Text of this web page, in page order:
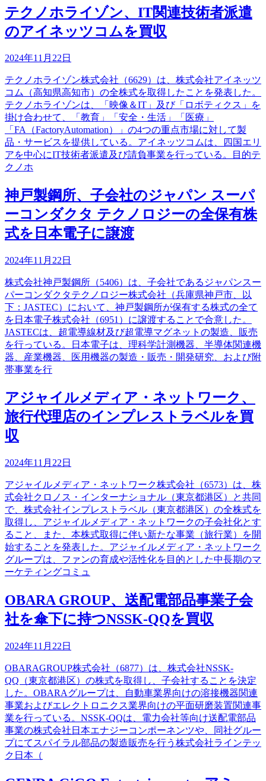
テクノホライゾン、IT関連技術者派遣
のアイネッツコムを買収
2024年11月22日
テクノホライゾン株式会社（6629）は、株式会社アイネッツ
コム（高知県高知市）の全株式を取得したことを発表した。
テクノホライゾンは、「映像＆IT」及び「ロボティクス」を
掛け合わせて、「教育」「安全・生活」「医療」
「FA（FactoryAutomation）」の4つの重点市場に対して製
品・サービスを提供している。アイネッツコムは、四国エリ
アを中心にIT技術者派遣及び請負事業を行っている。目的テ
クノホ
神戸製鋼所、子会社のジャパン スーパ
ーコンダクタ テクノロジーの全保有株
式を日本電子に譲渡
2024年11月22日
株式会社神戸製鋼所（5406）は、子会社であるジャパンスー
パーコンダクタテクノロジー株式会社（兵庫県神戸市、以
下：JASTEC）において、神戸製鋼所が保有する株式の全て
を日本電子株式会社（6951）に譲渡することで合意した。
JASTECは、超電導線材及び超電導マグネットの製造、販売
を行っている。日本電子は、理科学計測機器、半導体関連機
器、産業機器、医用機器の製造・販売・開発研究、および附
帯事業を行
アジャイルメディア・ネットワーク、
旅行代理店のインプレストラベルを買
収
2024年11月22日
アジャイルメディア・ネットワーク株式会社（6573）は、株
式会社クロノス・インターナショナル（東京都港区）と共同
で、株式会社インプレストラベル（東京都港区）の全株式を
取得し、アジャイルメディア・ネットワークの子会社化とす
ること、また、本株式取得に伴い新たな事業（旅行業）を開
始することを発表した。アジャイルメディア・ネットワーク
グループは、ファンの育成や活性化を目的とした中長期のマ
ーケティングコミュ
OBARA GROUP、送配電部品事業子会
社を傘下に持つNSSK-QQを買収
2024年11月22日
OBARAGROUP株式会社（6877）は、株式会社NSSK-
QQ（東京都港区）の株式を取得し、子会社することを決定
した。OBARAグループは、自動車業界向けの溶接機器関連
事業およびエレクトロニクス業界向けの平面研磨装置関連事
業を行っている。NSSK-QQは、電力会社等向け送配電部品
事業の株式会社日本エナジーコンポーネンツや、同社グルー
プにてスパイラル部品の製造販売を行う株式会社ラインテッ
ク日本（